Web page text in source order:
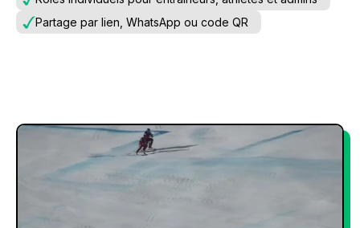
Partage par lien, WhatsApp ou code QR